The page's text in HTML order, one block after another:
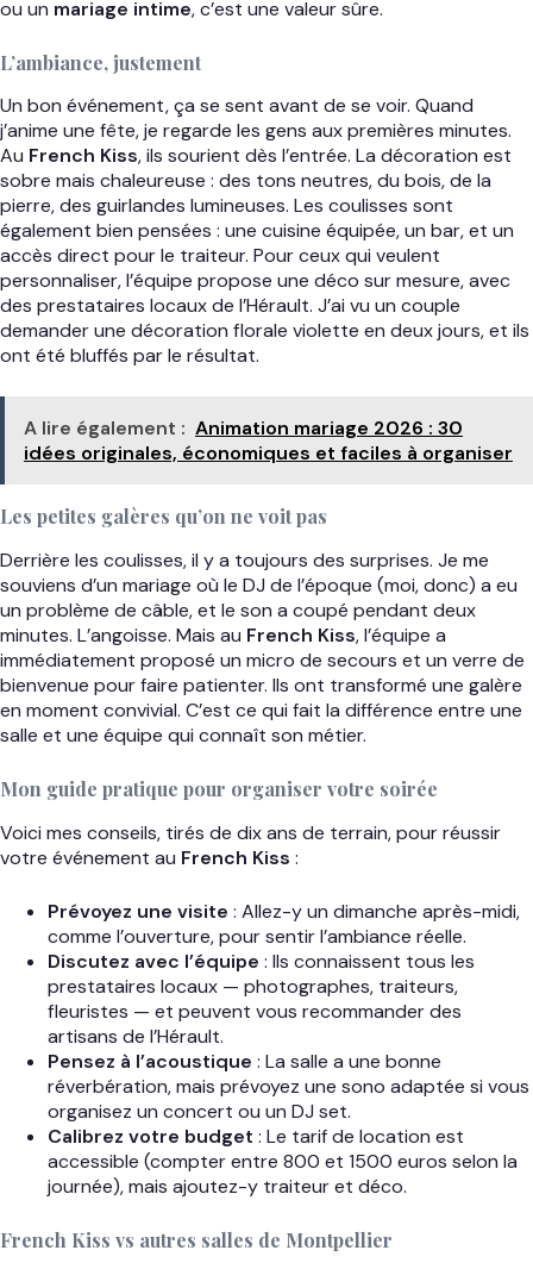
ou un mariage intime, c’est une valeur sûre.
L’ambiance, justement
Un bon événement, ça se sent avant de se voir. Quand
j’anime une fête, je regarde les gens aux premières minutes.
Au French Kiss, ils sourient dès l’entrée. La décoration est
sobre mais chaleureuse : des tons neutres, du bois, de la
pierre, des guirlandes lumineuses. Les coulisses sont
également bien pensées : une cuisine équipée, un bar, et un
accès direct pour le traiteur. Pour ceux qui veulent
personnaliser, l’équipe propose une déco sur mesure, avec
des prestataires locaux de l’Hérault. J’ai vu un couple
demander une décoration florale violette en deux jours, et ils
ont été bluffés par le résultat.
A lire également : Animation mariage 2026 : 30
idées originales, économiques et faciles à organiser
Les petites galères qu’on ne voit pas
Derrière les coulisses, il y a toujours des surprises. Je me
souviens d’un mariage où le DJ de l’époque (moi, donc) a eu
un problème de câble, et le son a coupé pendant deux
minutes. L’angoisse. Mais au French Kiss, l’équipe a
immédiatement proposé un micro de secours et un verre de
bienvenue pour faire patienter. Ils ont transformé une galère
en moment convivial. C’est ce qui fait la différence entre une
salle et une équipe qui connaît son métier.
Mon guide pratique pour organiser votre soirée
Voici mes conseils, tirés de dix ans de terrain, pour réussir
votre événement au French Kiss :
Prévoyez une visite : Allez-y un dimanche après-midi,
comme l’ouverture, pour sentir l’ambiance réelle.
Discutez avec l’équipe : Ils connaissent tous les
prestataires locaux — photographes, traiteurs,
fleuristes — et peuvent vous recommander des
artisans de l’Hérault.
Pensez à l’acoustique : La salle a une bonne
réverbération, mais prévoyez une sono adaptée si vous
organisez un concert ou un DJ set.
Calibrez votre budget : Le tarif de location est
accessible (compter entre 800 et 1500 euros selon la
journée), mais ajoutez-y traiteur et déco.
French Kiss vs autres salles de Montpellier